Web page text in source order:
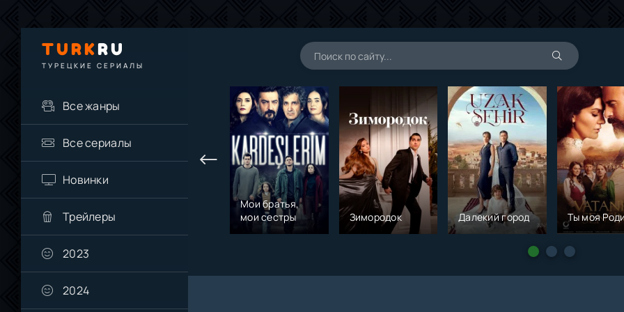
TURKRU
ТУРЕЦКИЕ СЕРИАЛЫ
Все жанры
Все сериалы
Новинки
Трейлеры
2023
2024
Мои братья,
мои сестры
Зимородок Далекий город Ты моя